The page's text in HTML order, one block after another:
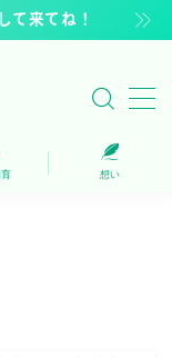
て来てね！
想い